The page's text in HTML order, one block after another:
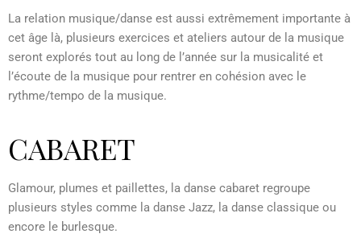
La relation musique/danse est aussi extrêmement importante à
cet âge là, plusieurs exercices et ateliers autour de la musique
seront explorés tout au long de l’année sur la musicalité et
l’écoute de la musique pour rentrer en cohésion avec le
rythme/tempo de la musique.
CABARET
Glamour, plumes et paillettes, la danse cabaret regroupe
plusieurs styles comme la danse Jazz, la danse classique ou
encore le burlesque.